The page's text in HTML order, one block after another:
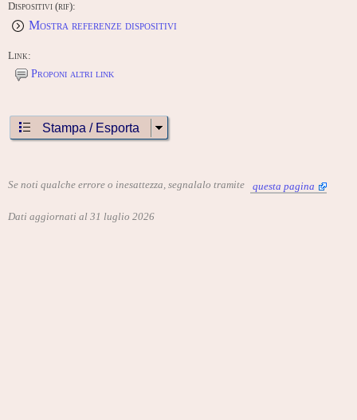
Dispositivi (rif):
Mostra referenze dispositivi
Link:
Proponi altri link
Stampa / Esporta
Se noti qualche errore o inesattezza, segnalalo tramite questa pagina
Dati aggiornati al 31 luglio 2026